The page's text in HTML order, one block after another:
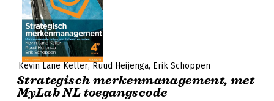
Kevin Lane Keller Ruud Heijenga Erik Schoppen
Strategisch merkenmanagement, met
MyLab NL toegangscode